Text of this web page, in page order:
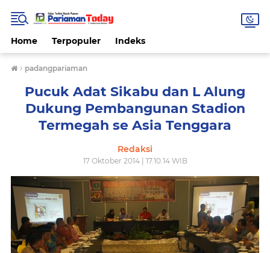
Home Terpopuler Indeks
› padangpariaman
Pucuk Adat Sikabu dan L Alung
Dukung Pembangunan Stadion
Termegah se Asia Tenggara
Redaksi
17 Oktober 2014 | 17.10.14 WIB